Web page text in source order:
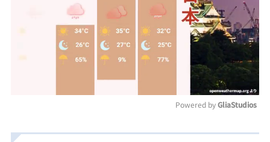
Powered by GliaStudios